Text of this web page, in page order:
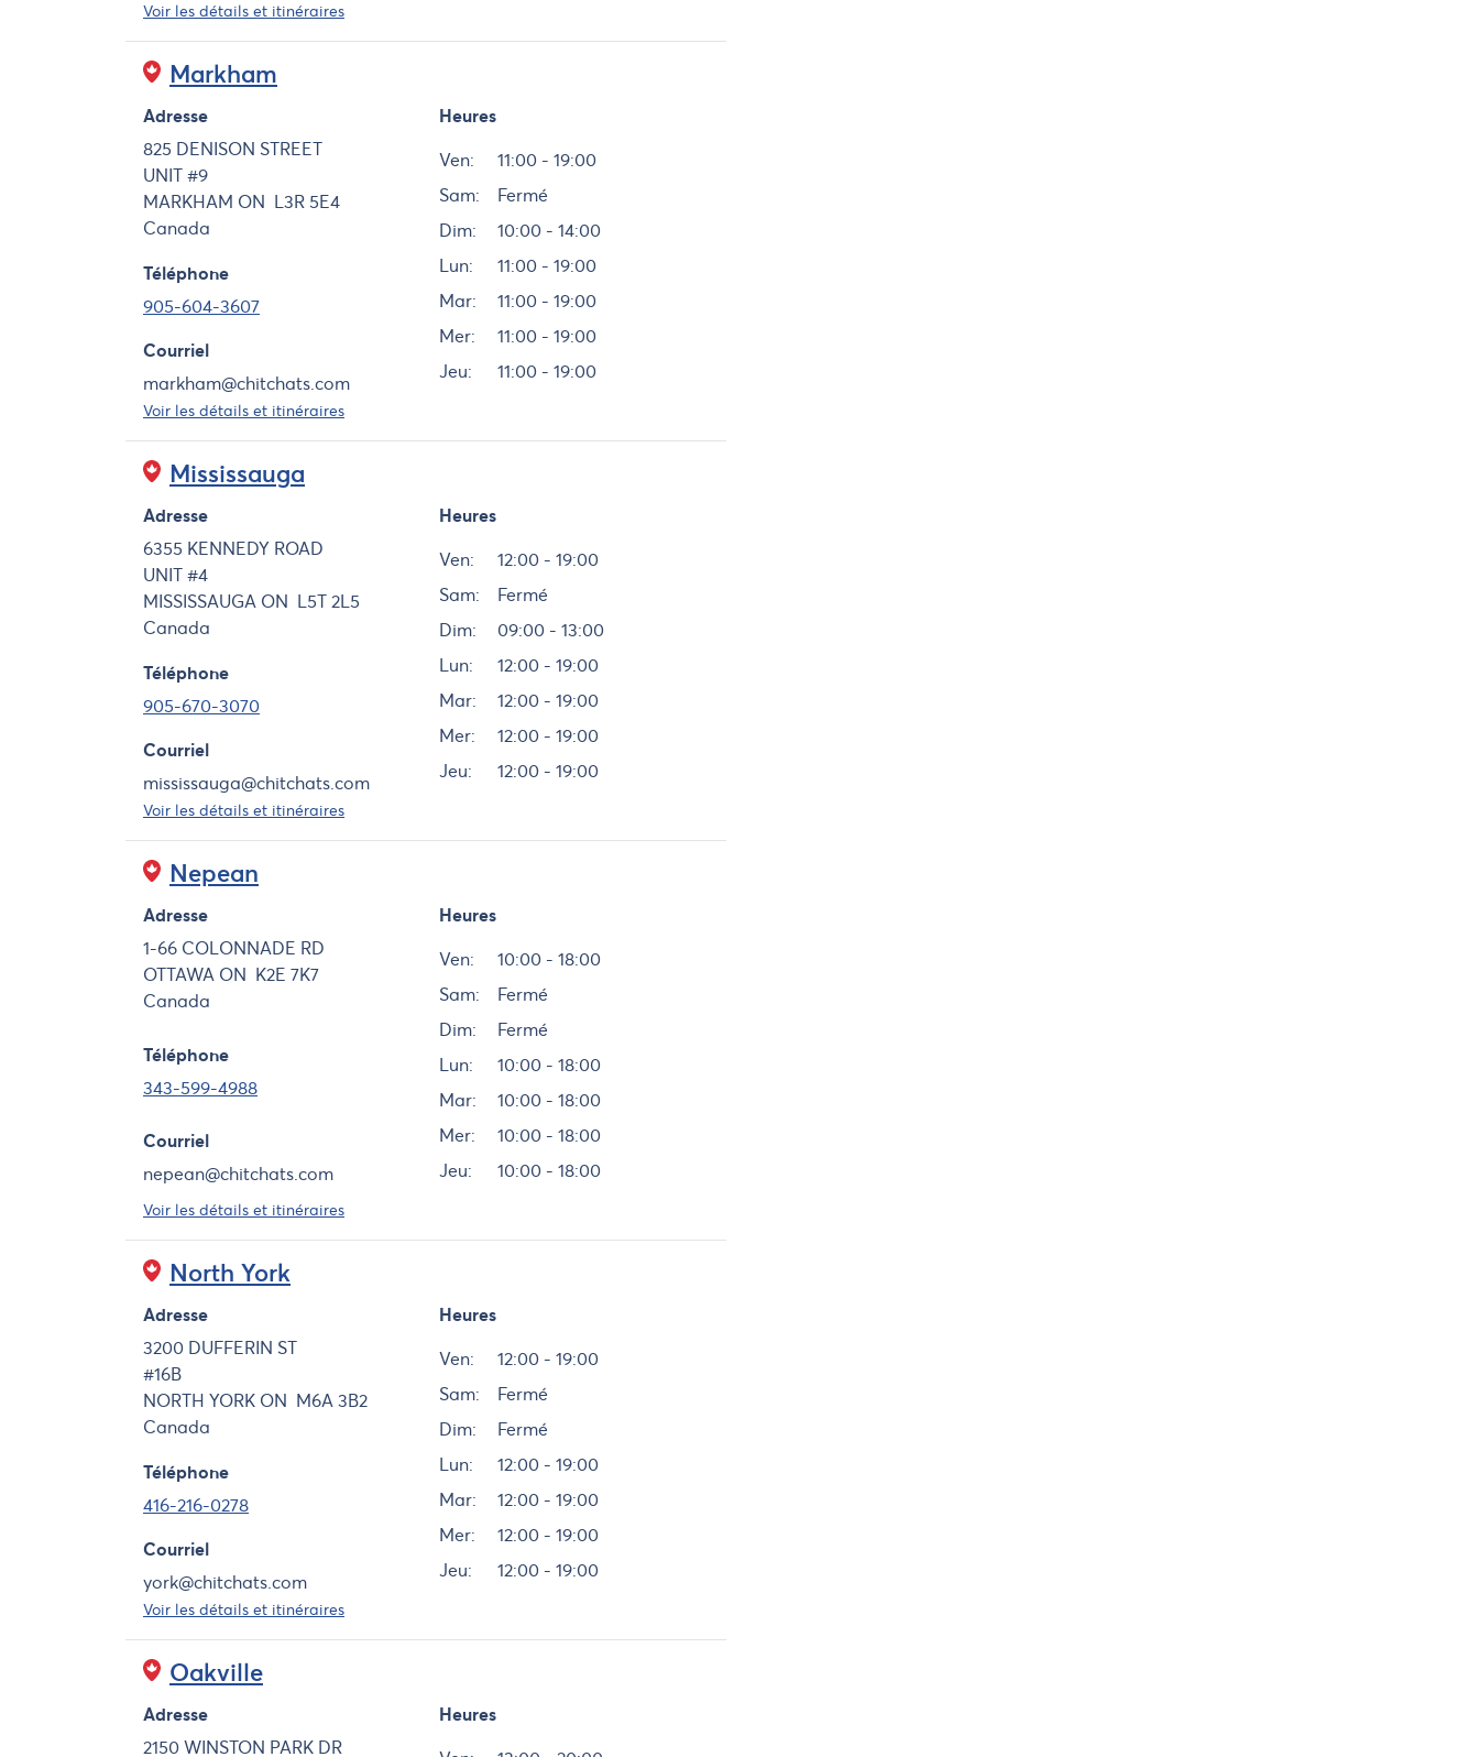
Voir les détails et itinéraires
Markham
Adresse
825 DENISON STREET
UNIT #9
MARKHAM ON L3R 5E4
Canada
Téléphone
905-604-3607
Courriel
markham@chitchats.com
Heures
Ven:
11:00 - 19:00
Sam:
Fermé
Dim:
10:00 - 14:00
Lun:
11:00 - 19:00
Mar:
11:00 - 19:00
Mer:
11:00 - 19:00
Jeu:
11:00 - 19:00
Voir les détails et itinéraires
Mississauga
Adresse
6355 KENNEDY ROAD
UNIT #4
MISSISSAUGA ON L5T 2L5
Canada
Téléphone
905-670-3070
Courriel
mississauga@chitchats.com
Heures
Ven:
12:00 - 19:00
Sam:
Fermé
Dim:
09:00 - 13:00
Lun:
12:00 - 19:00
Mar:
12:00 - 19:00
Mer:
12:00 - 19:00
Jeu:
12:00 - 19:00
Voir les détails et itinéraires
Nepean
Adresse
1-66 COLONNADE RD
OTTAWA ON K2E 7K7
Canada
Téléphone
343-599-4988
Courriel
nepean@chitchats.com
Heures
Ven:
10:00 - 18:00
Sam:
Fermé
Dim:
Fermé
Lun:
10:00 - 18:00
Mar:
10:00 - 18:00
Mer:
10:00 - 18:00
Jeu:
10:00 - 18:00
Voir les détails et itinéraires
North York
Adresse
3200 DUFFERIN ST
#16B
NORTH YORK ON M6A 3B2
Canada
Téléphone
416-216-0278
Courriel
york@chitchats.com
Heures
Ven:
12:00 - 19:00
Sam:
Fermé
Dim:
Fermé
Lun:
12:00 - 19:00
Mar:
12:00 - 19:00
Mer:
12:00 - 19:00
Jeu:
12:00 - 19:00
Voir les détails et itinéraires
Oakville
Adresse
2150 WINSTON PARK DR
Heures